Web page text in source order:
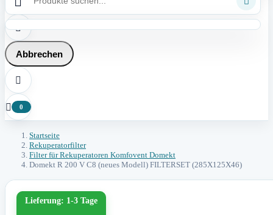

Abbrechen

 0
Startseite
Rekuperatorfilter
Filter für Rekuperatoren Komfovent Domekt
Domekt R 200 V C8 (neues Modell) FILTERSET (285X125X46)
Lieferung: 1-3 Tage